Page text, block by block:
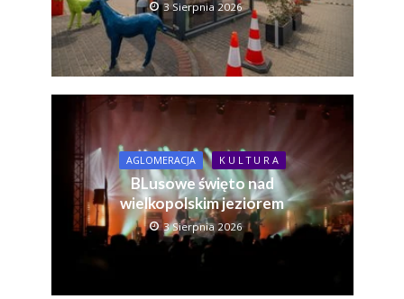
3 Sierpnia 2026
AGLOMERACJA K U L T U R A
BLusowe święto nad
wielkopolskim jeziorem
3 Sierpnia 2026